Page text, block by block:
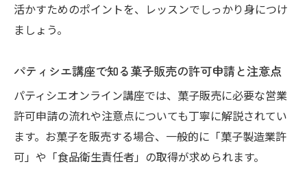
活かすためのポイントを、レッスンでしっかり身につけ
ましょう。
パティシエ講座で知る菓子販売の許可申請と注意点
パティシエオンライン講座では、菓子販売に必要な営業
許可申請の流れや注意点についても丁寧に解説されてい
ます。お菓子を販売する場合、一般的に「菓子製造業許
可」や「食品衛生責任者」の取得が求められます。